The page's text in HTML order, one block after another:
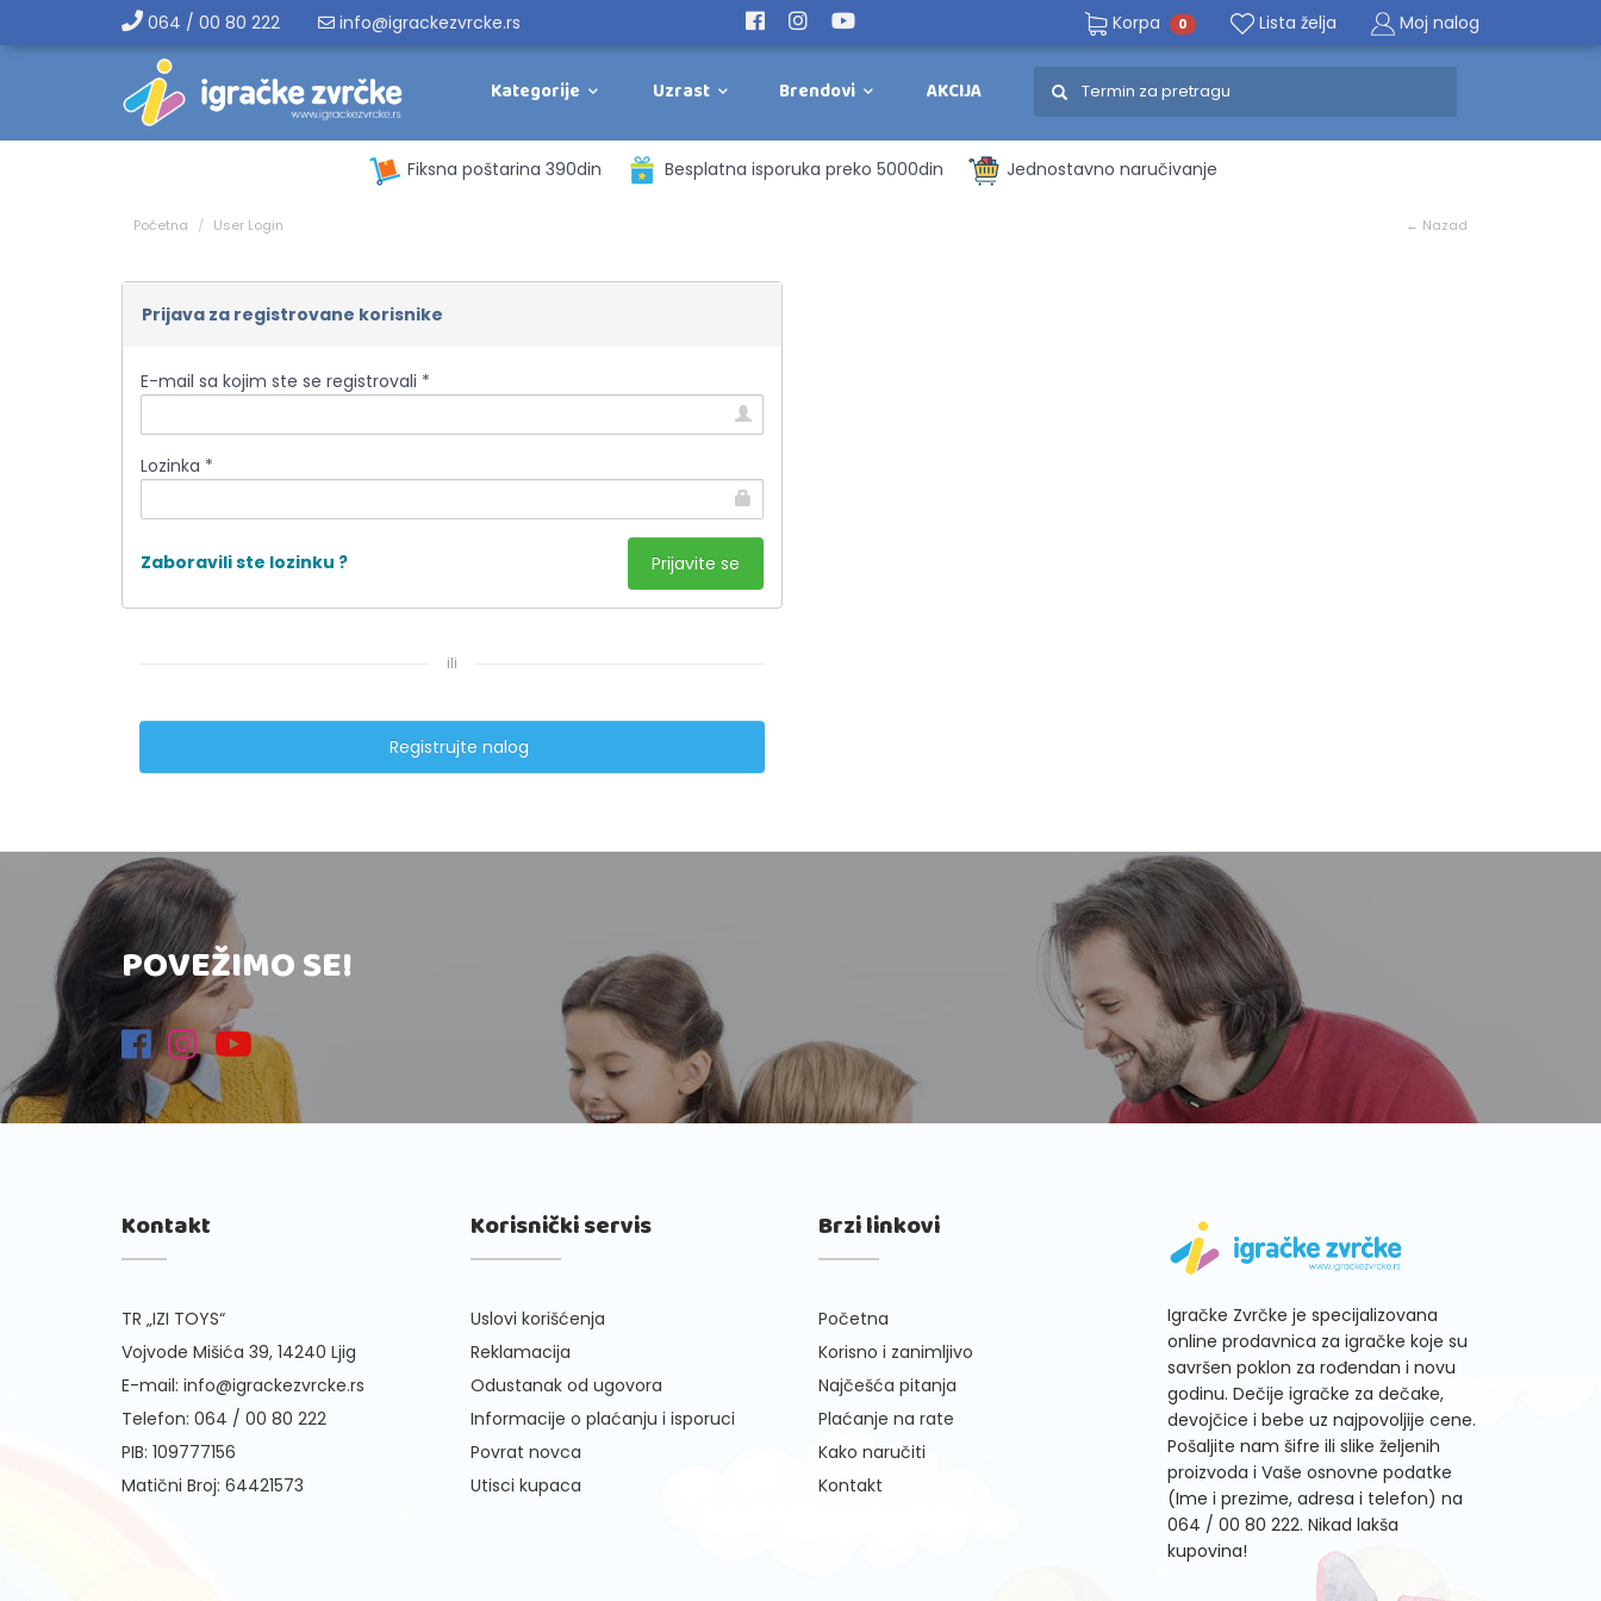
064 / 00 80 222 info@igrackezvrcke.rs Korpa 0 Lista želja Moj nalog
Kategorije Uzrast Brendovi AKCIJA
Fiksna poštarina 390din Besplatna isporuka preko 5000din Jednostavno naručivanje
Početna User Login ← Nazad
Prijava za registrovane korisnike
E-mail sa kojim ste se registrovali *
Lozinka *
Zaboravili ste lozinku ?
ili
Registrujte nalog
POVEŽIMO SE!
Kontakt
TR „IZI TOYS“
Vojvode Mišića 39, 14240 Ljig
E-mail: info@igrackezvrcke.rs
Telefon: 064 / 00 80 222
PIB: 109777156
Matični Broj: 64421573
Korisnički servis
Uslovi korišćenja
Reklamacija
Odustanak od ugovora
Informacije o plaćanju i isporuci
Povrat novca
Utisci kupaca
Brzi linkovi
Početna
Korisno i zanimljivo
Najčešća pitanja
Plaćanje na rate
Kako naručiti
Kontakt
Igračke Zvrčke je specijalizovana
online prodavnica za igračke koje su
savršen poklon za rođendan i novu
godinu. Dečije igračke za dečake,
devojčice i bebe uz najpovoljije cene.
Pošaljite nam šifre ili slike željenih
proizvoda i Vaše osnovne podatke
(Ime i prezime, adresa i telefon) na
064 / 00 80 222. Nikad lakša
kupovina!